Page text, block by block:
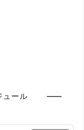
ュール